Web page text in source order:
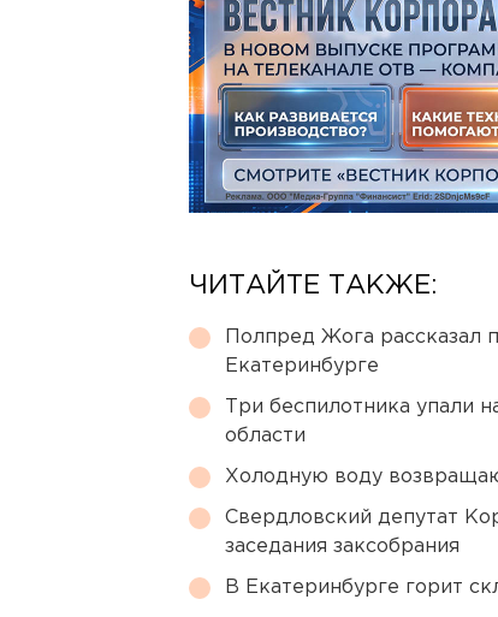
ЧИТАЙТЕ ТАКЖЕ:
Полпред Жога рассказал
Екатеринбурге
Три беспилотника упали
области
Холодную воду
Свердловский депутат
заседания заксобрания
В Екатеринбурге горит